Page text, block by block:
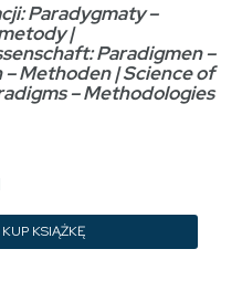
Paradygmaty –
|
Paradigmen –
Methoden | Science of
– Methodologies
KUP KSIĄŻKĘ